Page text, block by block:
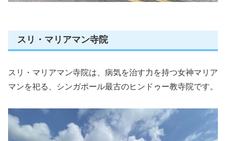
スリ・マリアマン寺院
スリ・マリアマン寺院は、病気を治す力を持つ女神マリア
マンを祀る、シンガポール最古のヒンドゥー教寺院です。